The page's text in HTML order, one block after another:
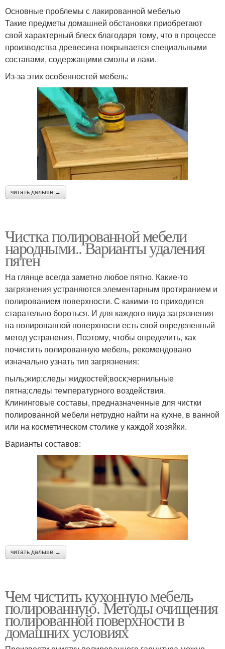
Основные проблемы с лакированной мебелью
Такие предметы домашней обстановки приобретают
свой характерный блеск благодаря тому, что в процессе
производства древесина покрывается специальными
составами, содержащими смолы и лаки.
Из-за этих особенностей мебель:
читать дальше →
Чистка полированной мебели
народными.. Варианты удаления
пятен
На глянце всегда заметно любое пятно. Какие-то
загрязнения устраняются элементарным протиранием и
полированием поверхности. С какими-то приходится
старательно бороться. И для каждого вида загрязнения
на полированной поверхности есть свой определенный
метод устранения. Поэтому, чтобы определить, как
почистить полированную мебель, рекомендовано
изначально узнать тип загрязнения:
пыль;жир;следы жидкостей;воск;чернильные
пятна;следы температурного воздействия.
Клининговые составы, предназначенные для чистки
полированной мебели нетрудно найти на кухне, в ванной
или на косметическом столике у каждой хозяйки.
Варианты составов:
читать дальше →
Чем чистить кухонную мебель
полированную. Методы очищения
полированной поверхности в
домашних условиях